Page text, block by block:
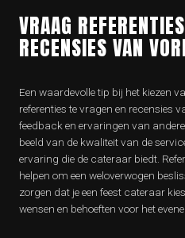
VRAAG
RECENSIES VAN
Een waardevolle tip bij het kiezen
referenties te vragen en recensies
feedback en ervaringen van
beeld van de kwaliteit van de
ervaring die de cateraar biedt.
helpen om een weloverwogen
zorgen dat je een feest cateraar
wensen en behoeften voor het